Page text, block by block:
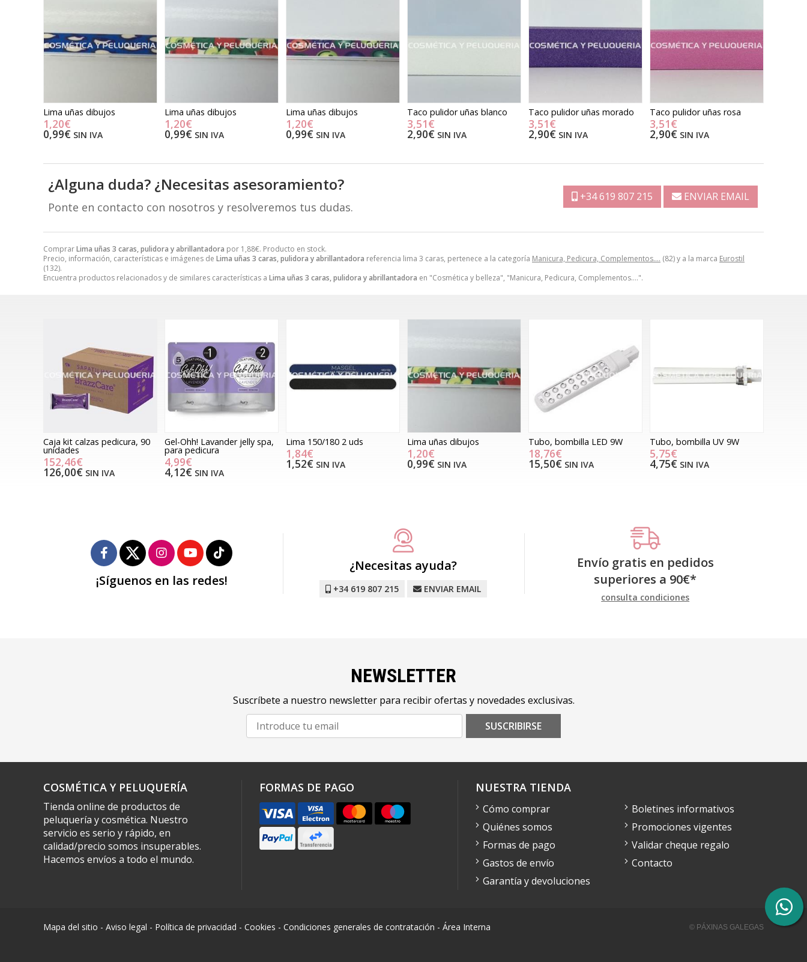
ComprarLima uñas 3 caras, pulidora y abrillantadora por 1,88€. Producto en stock.
Precio, información, características e imágenes de Lima uñas 3 caras, pulidora y abrillantadora referencia lima 3 caras, pertenece a la categoría Manicura, Pedicura, Complementos…. (82) y a la marca Eurostil
(132).
Encuentra productos relacionados y de similares características a Lima uñas 3 caras, pulidora y abrillantadora en "Cosmética y belleza", "Manicura, Pedicura, Complementos….".
Lima uñas dibujos
1,20€
0,99€ SIN IVA
Lima uñas dibujos
1,20€
0,99€ SIN IVA
Lima uñas dibujos
1,20€
0,99€ SIN IVA
Taco pulidor uñas blanco
3,51€
2,90€ SIN IVA
Taco pulidor uñas morado
3,51€
2,90€ SIN IVA
Taco pulidor uñas rosa
3,51€
2,90€ SIN IVA
¿Alguna duda? ¿Necesitas asesoramiento?
Ponte en contacto con nosotros y resolveremos tus dudas.
+34 619 807 215 ENVIAR EMAIL
Caja kit calzas pedicura, 90
unidades
152,46€
126,00€ SIN IVA
Gel-Ohh! Lavander jelly spa,
para pedicura
4,99€
4,12€ SIN IVA
Lima 150/180 2 uds
1,84€
1,52€ SIN IVA
Lima uñas dibujos
1,20€
0,99€ SIN IVA
Tubo, bombilla LED 9W
18,76€
15,50€ SIN IVA
Tubo, bombilla UV 9W
5,75€
4,75€ SIN IVA
¡Síguenos en las redes!
¿Necesitas ayuda?
+34 619 807 215 ENVIAR EMAIL
Envío gratis en pedidos
superiores a 90€*
consulta condiciones
NEWSLETTER
Suscríbete a nuestro newsletter para recibir ofertas y novedades exclusivas.
SUSCRIBIRSE
COSMÉTICA Y PELUQUERÍA
Tienda online de productos de
peluquería y cosmética. Nuestro
servicio es serio y rápido, en
calidad/precio somos insuperables.
Hacemos envíos a todo el mundo.
FORMAS DE PAGO NUESTRA TIENDA
Cómo comprar
Quiénes somos
Formas de pago
Gastos de envío
Garantía y devoluciones
Boletines informativos
Promociones vigentes
Validar cheque regalo
Contacto
Mapa del sitio - Aviso legal - Política de privacidad - Cookies - Condiciones generales de contratación - Área Interna © PÁXINAS GALEGAS